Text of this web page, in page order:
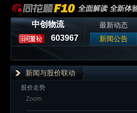
中创物流
603967
最新动态
新闻公告
新闻与股价联动
股价走势
Zoom